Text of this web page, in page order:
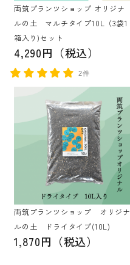
両筑プランツショップ オリジナ
ルの土 マルチタイプ10L（3袋1
箱入り)セット
4,290円（税込）
2件
両筑プランツショップ オリジナ
ルの土 ドライタイプ(10L)
1,870円（税込）